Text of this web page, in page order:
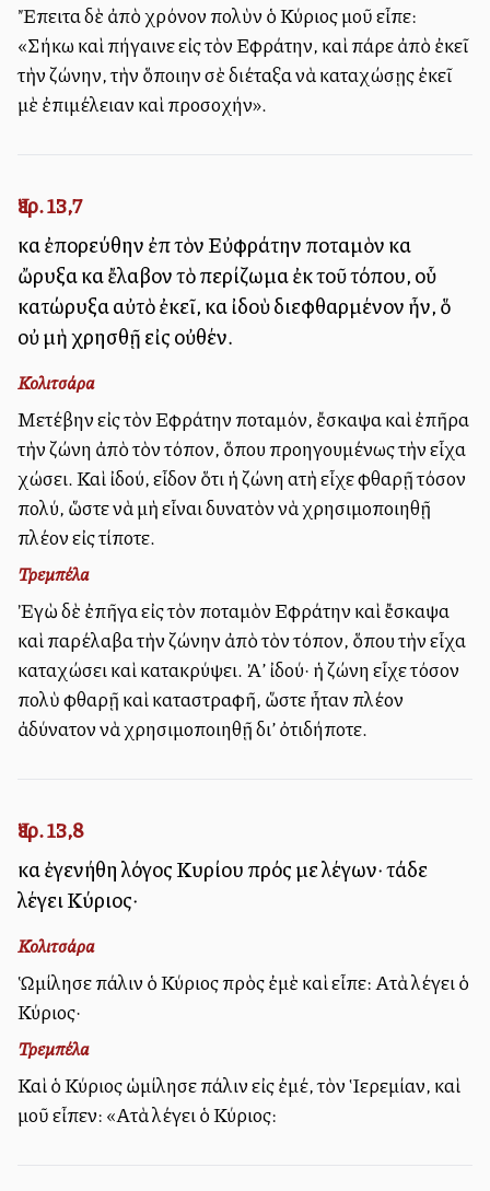
Ἔπειτα δὲ ἀπὸ χρόνον πολὺν ὁ Κύριος μοῦ εἶπε:
«Σήκω καὶ πήγαινε εἰς τὸν Εὐφράτην, καὶ πάρε ἀπὸ ἐκεῖ
τὴν ζώνην, τὴν ὅποιην σὲ διέταξα νὰ καταχώσῃς ἐκεῖ
μὲ ἐπιμέλειαν καὶ προσοχήν».
Ἰερ. 13,7
καὶ ἐπορεύθην ἐπὶ τὸν Εὐφράτην ποταμὸν καὶ
ὤρυξα καὶ ἔλαβον τὸ περίζωμα ἐκ τοῦ τόπου, οὗ
κατώρυξα αὐτὸ ἐκεῖ, καὶ ἰδοὺ διεφθαρμένον ἦν, ὅ
οὐ μὴ χρησθῇ εἰς οὐθέν.
Κολιτσάρα
Μετέβην εἰς τὸν Εὐφράτην ποταμόν, ἔσκαψα καὶ ἐπῆρα
τὴν ζώνη ἀπὸ τὸν τόπον, ὅπου προηγουμένως τὴν εἶχα
χώσει. Καὶ ἰδού, εἶδον ὅτι ἡ ζώνη αὐτὴ εἶχε φθαρῇ τόσον
πολύ, ὥστε νὰ μὴ εἶναι δυνατὸν νὰ χρησιμοποιηθῇ
πλέον εἰς τίποτε.
Τρεμπέλα
Ἐγὼ δὲ ἐπῆγα εἰς τὸν ποταμὸν Εὐφράτην καὶ ἔσκαψα
καὶ παρέλαβα τὴν ζώνην ἀπὸ τὸν τόπον, ὅπου τὴν εἶχα
καταχώσει καὶ κατακρύψει. Ἀλλ’ ἰδού· ἡ ζώνη εἶχε τόσον
πολὺ φθαρῇ καὶ καταστραφῆ, ὥστε ἦταν πλέον
ἀδύνατον νὰ χρησιμοποιηθῇ δι’ ὀτιδήποτε.
Ἰερ. 13,8
καὶ ἐγενήθη λόγος Κυρίου πρός με λέγων· τάδε
λέγει Κύριος·
Κολιτσάρα
Ὡμίλησε πάλιν ὁ Κύριος πρὸς ἐμὲ καὶ εἶπε: Αὐτὰ λέγει ὁ
Κύριος·
Τρεμπέλα
Καὶ ὁ Κύριος ὡμίλησε πάλιν εἰς ἐμέ, τὸν Ἱερεμίαν, καὶ
μοῦ εἶπεν: «Αὐτὰ λέγει ὁ Κύριος: